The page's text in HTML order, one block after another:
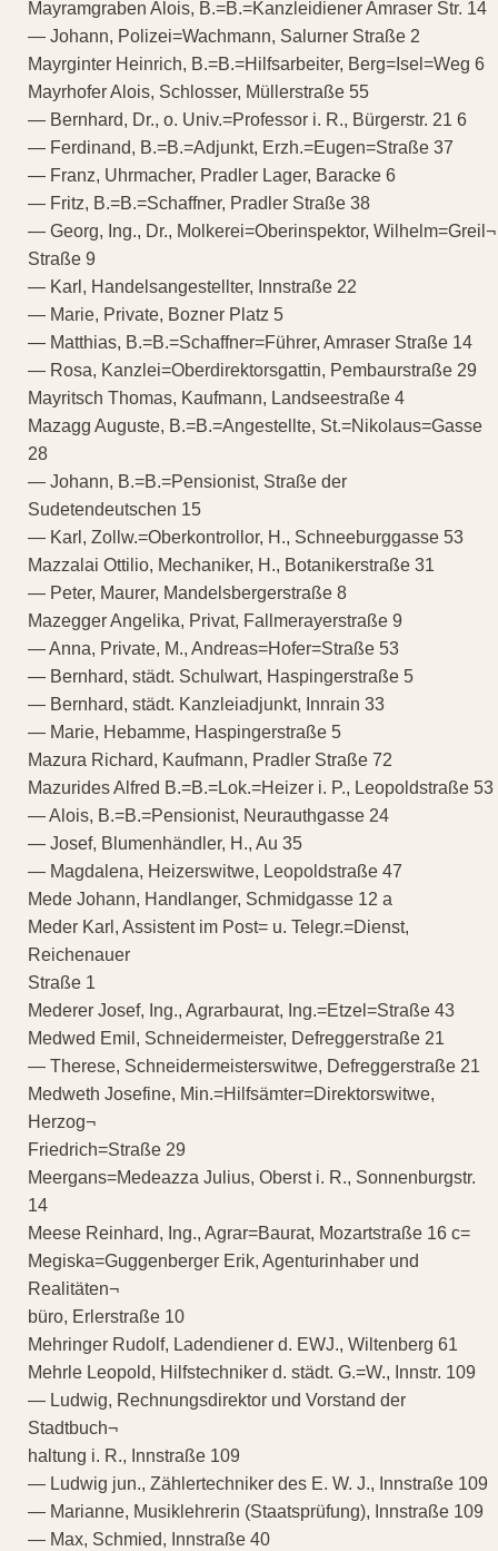
Mayramgraben Alois, B.=B.=Kanzleidiener Amraser Str. 14
— Johann, Polizei=Wachmann, Salurner Straße 2
Mayrginter Heinrich, B.=B.=Hilfsarbeiter, Berg=Isel=Weg 6
Mayrhofer Alois, Schlosser, Müllerstraße 55
— Bernhard, Dr., o. Univ.=Professor i. R., Bürgerstr. 21 6
— Ferdinand, B.=B.=Adjunkt, Erzh.=Eugen=Straße 37
— Franz, Uhrmacher, Pradler Lager, Baracke 6
— Fritz, B.=B.=Schaffner, Pradler Straße 38
— Georg, Ing., Dr., Molkerei=Oberinspektor, Wilhelm=Greil¬
Straße 9
— Karl, Handelsangestellter, Innstraße 22
— Marie, Private, Bozner Platz 5
— Matthias, B.=B.=Schaffner=Führer, Amraser Straße 14
— Rosa, Kanzlei=Oberdirektorsgattin, Pembaurstraße 29
Mayritsch Thomas, Kaufmann, Landseestraße 4
Mazagg Auguste, B.=B.=Angestellte, St.=Nikolaus=Gasse
28
— Johann, B.=B.=Pensionist, Straße der
Sudetendeutschen 15
— Karl, Zollw.=Oberkontrollor, H., Schneeburggasse 53
Mazzalai Ottilio, Mechaniker, H., Botanikerstraße 31
— Peter, Maurer, Mandelsbergerstraße 8
Mazegger Angelika, Privat, Fallmerayerstraße 9
— Anna, Private, M., Andreas=Hofer=Straße 53
— Bernhard, städt. Schulwart, Haspingerstraße 5
— Bernhard, städt. Kanzleiadjunkt, Innrain 33
— Marie, Hebamme, Haspingerstraße 5
Mazura Richard, Kaufmann, Pradler Straße 72
Mazurides Alfred B.=B.=Lok.=Heizer i. P., Leopoldstraße 53
— Alois, B.=B.=Pensionist, Neurauthgasse 24
— Josef, Blumenhändler, H., Au 35
— Magdalena, Heizerswitwe, Leopoldstraße 47
Mede Johann, Handlanger, Schmidgasse 12 a
Meder Karl, Assistent im Post= u. Telegr.=Dienst,
Reichenauer
Straße 1
Mederer Josef, Ing., Agrarbaurat, Ing.=Etzel=Straße 43
Medwed Emil, Schneidermeister, Defreggerstraße 21
— Therese, Schneidermeisterswitwe, Defreggerstraße 21
Medweth Josefine, Min.=Hilfsämter=Direktorswitwe,
Herzog¬
Friedrich=Straße 29
Meergans=Medeazza Julius, Oberst i. R., Sonnenburgstr.
14
Meese Reinhard, Ing., Agrar=Baurat, Mozartstraße 16 c=
Megiska=Guggenberger Erik, Agenturinhaber und
Realitäten¬
büro, Erlerstraße 10
Mehringer Rudolf, Ladendiener d. EWJ., Wiltenberg 61
Mehrle Leopold, Hilfstechniker d. städt. G.=W., Innstr. 109
— Ludwig, Rechnungsdirektor und Vorstand der
Stadtbuch¬
haltung i. R., Innstraße 109
— Ludwig jun., Zählertechniker des E. W. J., Innstraße 109
— Marianne, Musiklehrerin (Staatsprüfung), Innstraße 109
— Max, Schmied, Innstraße 40